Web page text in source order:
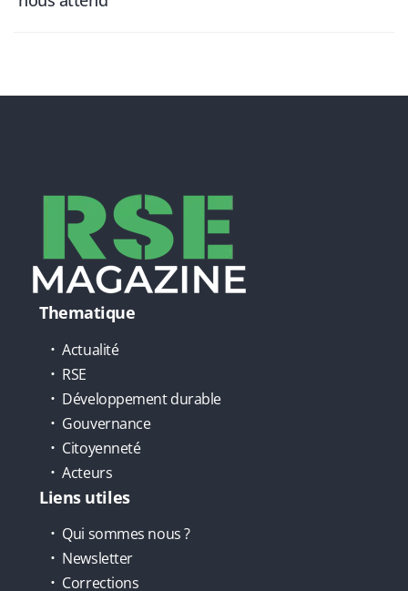
Thematique
Actualité
RSE
Développement durable
Gouvernance
Citoyenneté
Acteurs
Liens utiles
Qui sommes nous ?
Newsletter
Corrections